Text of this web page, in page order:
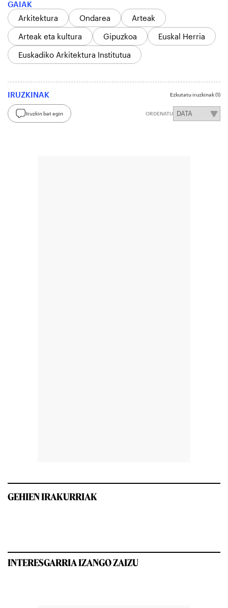
GAIAK
Arkitektura
Ondarea
Arteak
Arteak eta kultura
Gipuzkoa
Euskal Herria
Euskadiko Arkitektura Institutua
IRUZKINAK Ezkutatu iruzkinak(1)
Iruzkin bat egin ORDENATU
GEHIEN IRAKURRIAK
INTERESGARRIA IZANGO ZAIZU